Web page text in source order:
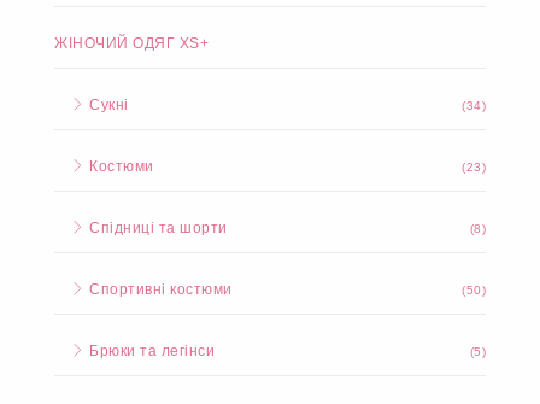
ЖІНОЧИЙ ОДЯГ XS+
Сукні (34)
Костюми (23)
Спідниці та шорти (8)
Спортивні костюми (50)
Брюки та легінси (5)